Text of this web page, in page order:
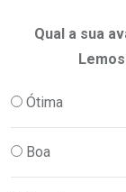
Qual a sua
Ótima
Boa